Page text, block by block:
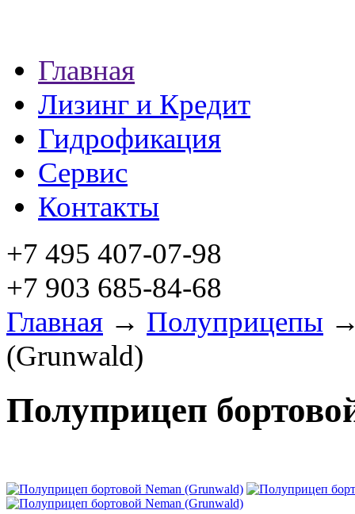
Главная
Лизинг и Кредит
Гидрофикация
Сервис
Контакты
+7 495 407-07-98
+7 903 685-84-68
Главная → Полуприцепы
(Grunwald)
Полуприцеп